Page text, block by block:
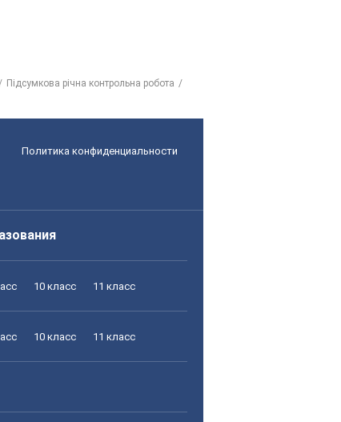
Підсумкова річна контрольна робота
Политика конфиденциальности
10 класс 11 класс
10 класс 11 класс